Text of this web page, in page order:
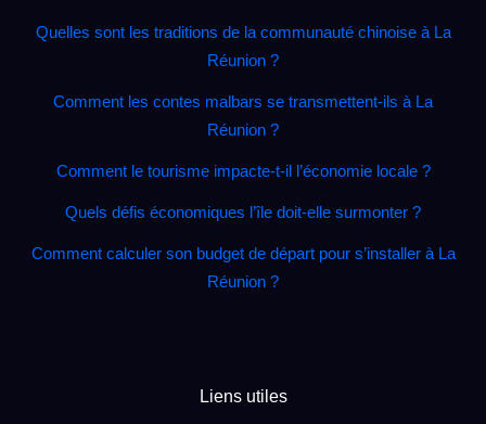
Quelles sont les traditions de la communauté chinoise à La
Réunion ?
Comment les contes malbars se transmettent‑ils à La
Réunion ?
Comment le tourisme impacte‑t‑il l’économie locale ?
Quels défis économiques l’île doit‑elle surmonter ?
Comment calculer son budget de départ pour s’installer à La
Réunion ?
Liens utiles